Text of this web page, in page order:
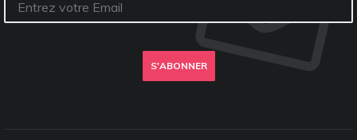
S'ABONNER